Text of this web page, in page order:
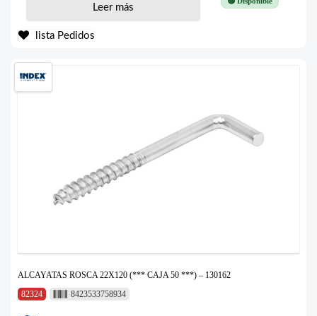
Leer más
lista Pedidos
ALCAYATAS ROSCA 22X120 (*** CAJA 50 ***) – 130162
82324
8423533758934